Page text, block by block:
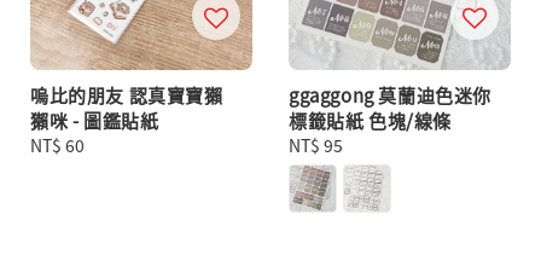
嗚比的朋友 認真寶寶獺
獺咪 - 圖鑑貼紙
Regular
NT$ 60
ggaggong 莫蘭迪色迷你
標籤貼紙 色塊/線條
Regular
price
NT$ 95